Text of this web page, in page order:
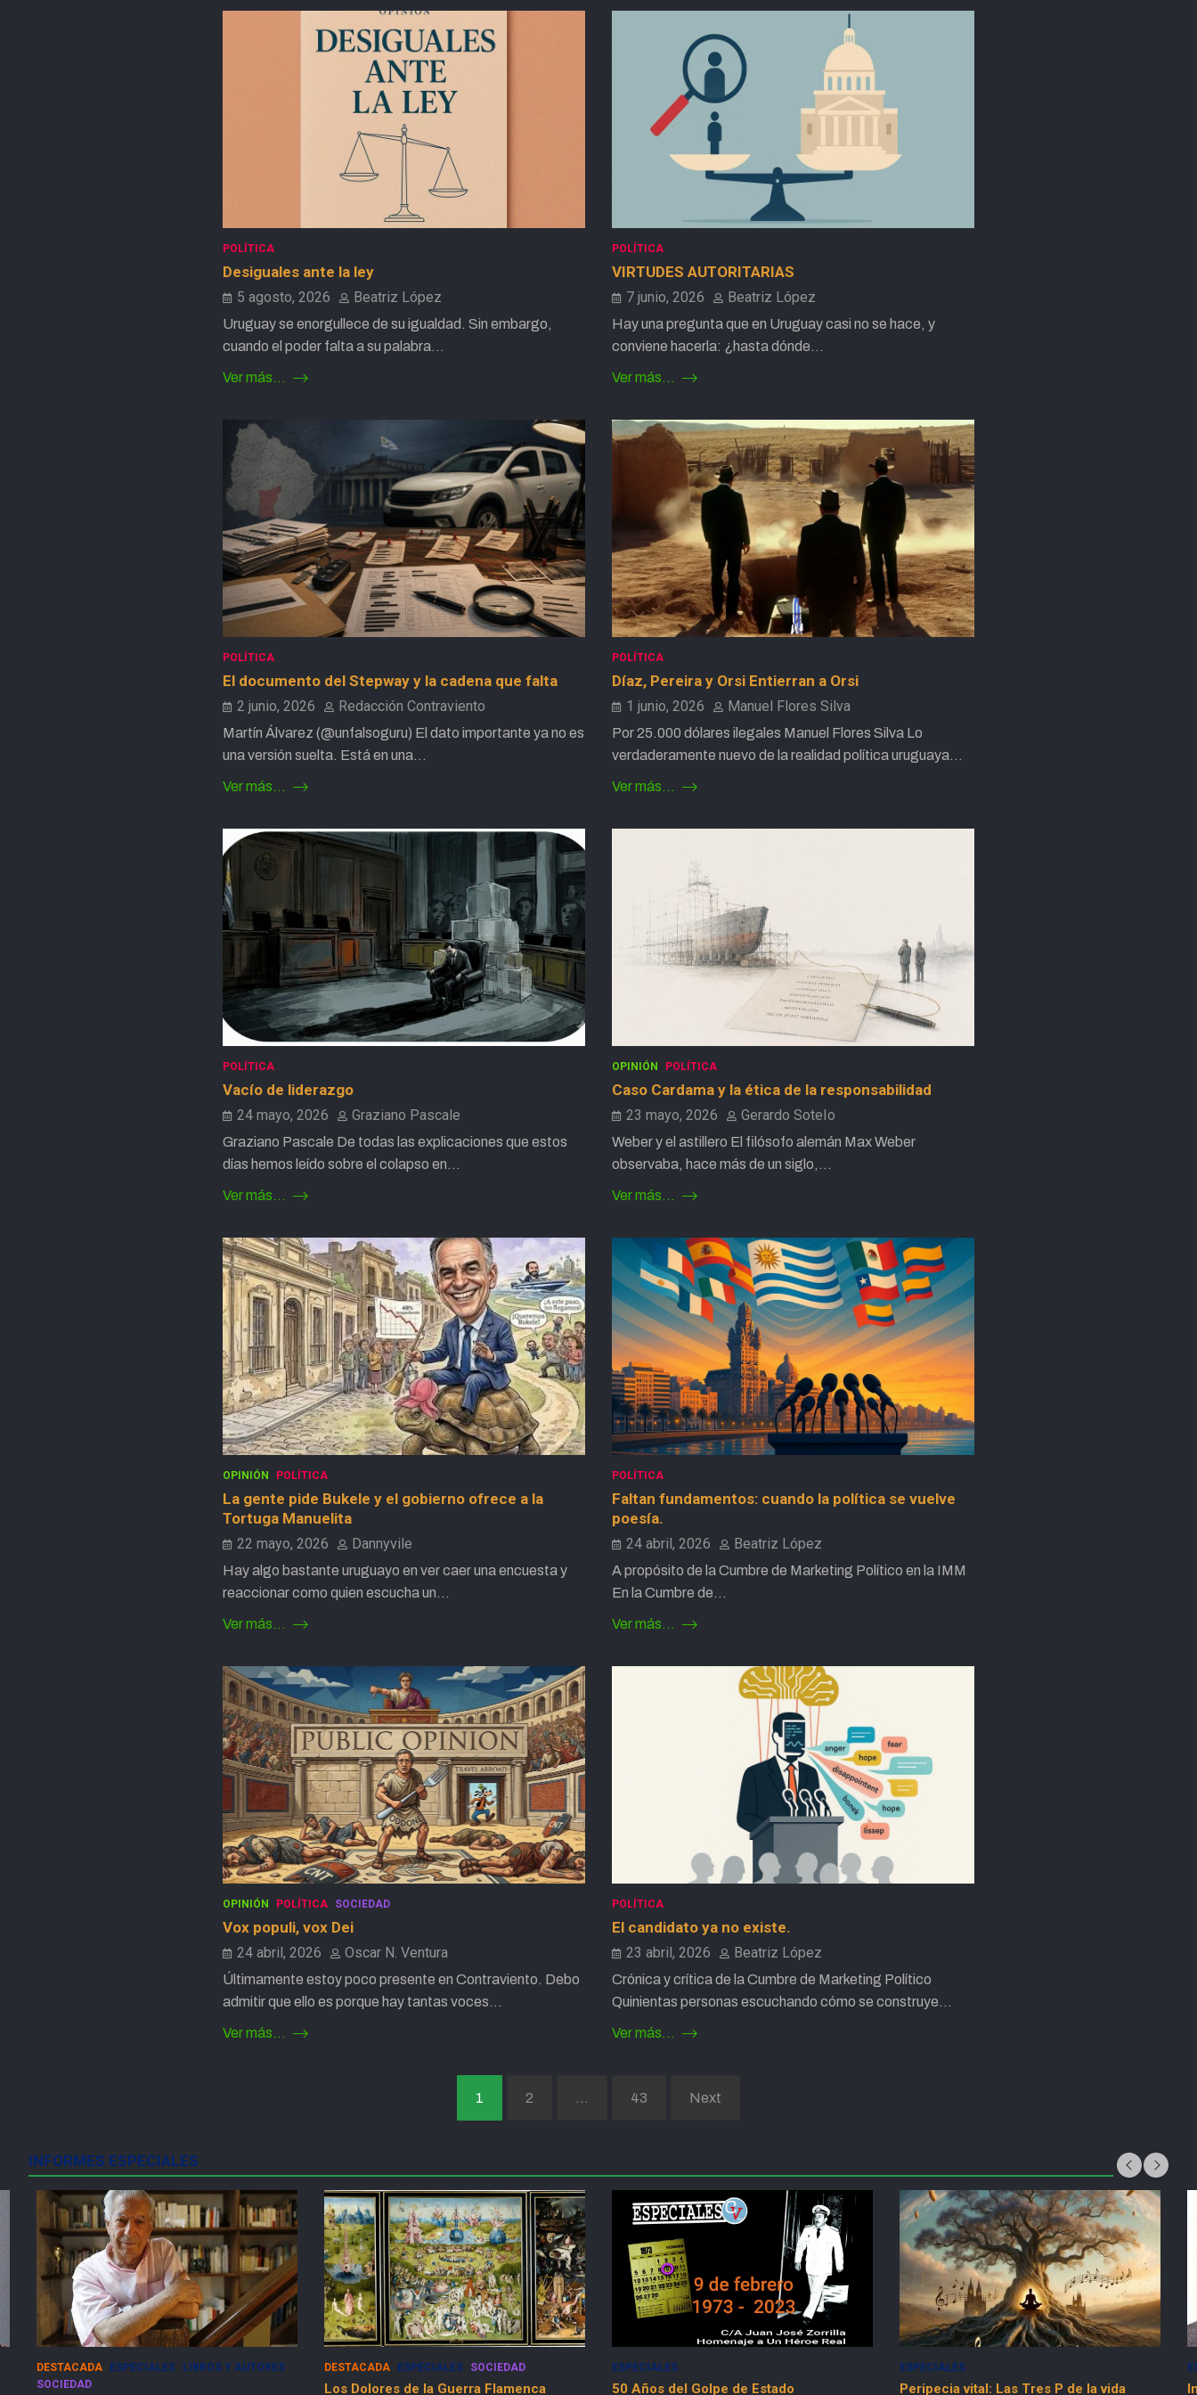
POLÍTICA
Desiguales ante la ley
5 agosto, 2026 Beatriz López
Uruguay se enorgullece de su igualdad. Sin embargo,
cuando el poder falta a su palabra…
Ver más...
POLÍTICA
VIRTUDES AUTORITARIAS
7 junio, 2026 Beatriz López
Hay una pregunta que en Uruguay casi no se hace, y
conviene hacerla: ¿hasta dónde…
Ver más...
POLÍTICA
El documento del Stepway y la cadena que falta
2 junio, 2026 Redacción Contraviento
Martín Álvarez (@unfalsoguru) El dato importante ya no es
una versión suelta. Está en una…
Ver más...
POLÍTICA
Díaz, Pereira y Orsi Entierran a Orsi
1 junio, 2026 Manuel Flores Silva
Por 25.000 dólares ilegales Manuel Flores Silva Lo
verdaderamente nuevo de la realidad política uruguaya…
Ver más...
POLÍTICA
Vacío de liderazgo
24 mayo, 2026 Graziano Pascale
Graziano Pascale De todas las explicaciones que estos
días hemos leído sobre el colapso en…
Ver más...
OPINIÓN POLÍTICA
Caso Cardama y la ética de la responsabilidad
23 mayo, 2026 Gerardo SoteIo
Weber y el astillero El filósofo alemán Max Weber
observaba, hace más de un siglo,…
Ver más...
OPINIÓN POLÍTICA
La gente pide Bukele y el gobierno ofrece a la
Tortuga Manuelita
22 mayo, 2026 Dannyvile
Hay algo bastante uruguayo en ver caer una encuesta y
reaccionar como quien escucha un…
Ver más...
POLÍTICA
Faltan fundamentos: cuando la política se vuelve
poesía.
24 abril, 2026 Beatriz López
A propósito de la Cumbre de Marketing Político en la IMM
En la Cumbre de…
Ver más...
OPINIÓN POLÍTICA SOCIEDAD
Vox populi, vox Dei
24 abril, 2026 Oscar N. Ventura
Últimamente estoy poco presente en Contraviento. Debo
admitir que ello es porque hay tantas voces…
Ver más...
POLÍTICA
El candidato ya no existe.
23 abril, 2026 Beatriz López
Crónica y crítica de la Cumbre de Marketing Político
Quinientas personas escuchando cómo se construye…
Ver más...
1 2 43 Next
INFORMES ESPECIALES
DESTACADA ESPECIALES SOCIEDAD
Los Dolores de la Guerra Flamenca
ESPECIALES
50 Años del Golpe de Estado
ESPECIALES
Peripecia vital: Las Tres P de la vida
ESPECIALES
In memorian: Hugo Fernández Faingold